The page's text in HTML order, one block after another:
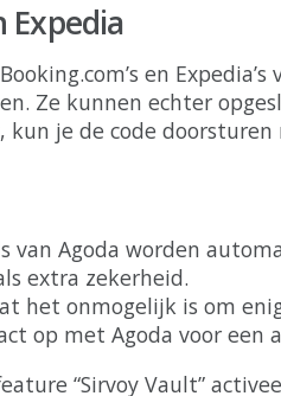
Expedia
Booking.com’s en Expedia’s
. Ze kunnen echter
, kun je de code doorsturen
van Agoda worden
extra zekerheid.
het onmogelijk is om
op met Agoda voor een
“Sirvoy Vault”